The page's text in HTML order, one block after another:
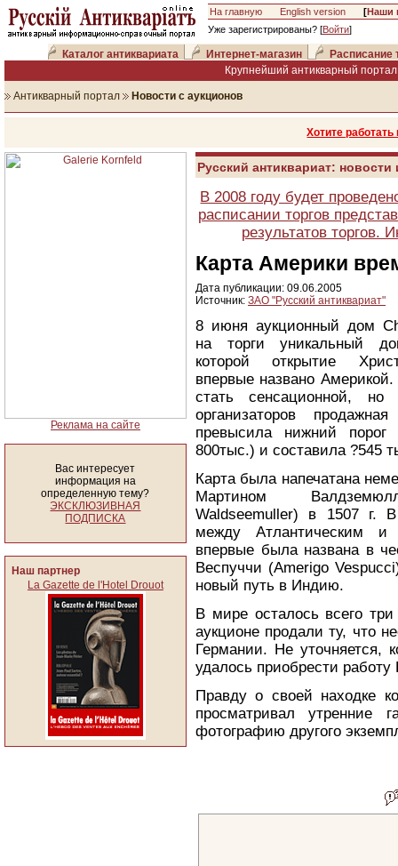
На главную English version [Наши
Уже зарегистрированы? [Войти]
Каталог антиквариата Интернет-магазин
Расписание
Крупнейший антикварный
Антикварный портал Новости с аукционов
Хотите
Реклама на сайте
Вас интересует
информация на
определенную тему?
ЭКСКЛЮЗИВНАЯ
ПОДПИСКА
Наш партнер
La Gazette de l'Hotel Drouot
Русский антиквариат:
В 2008 году будет
расписании торгов
результатов торгов.
Карта Америки
Дата публикации: 09.06.2005
Источник: ЗАО "Русский антиквариат"
8 июня аукционный дом
на торги уникальный
которой открытие
впервые названо
стать сенсационной, но
организаторов
превысила нижний порог
800тыс.) и составила ?545
Карта была напечатана
Мартином
Waldseemuller) в 1507 г.
между Атлантическим и
впервые была названа в
Веспуччи (Amerigo
новый путь в Индию.
В мире осталось всего
аукционе продали ту, что
Германии. Не уточняется,
удалось приобрести
Правду о своей находке
просматривал
фотографию другого